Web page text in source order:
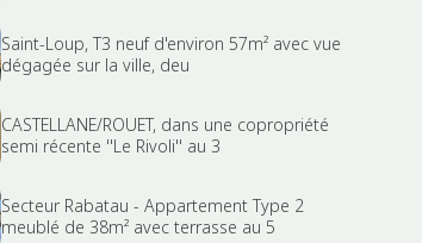
Saint-Loup, T3 neuf d'environ 57m² avec vue
dégagée sur la ville, deu
CASTELLANE/ROUET, dans une copropriété
semi récente ''Le Rivoli'' au 3
Secteur Rabatau - Appartement Type 2
meublé de 38m² avec terrasse au 5